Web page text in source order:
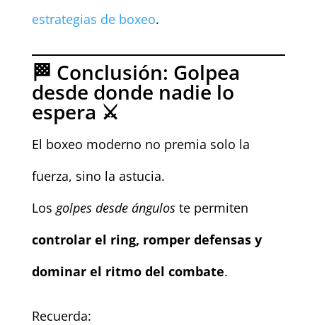
estrategias de boxeo.
🏁 Conclusión: Golpea
desde donde nadie lo
espera ⚔️
El boxeo moderno no premia solo la
fuerza, sino la astucia.
Los golpes desde ánguloste permiten
controlar el ring, romper defensas y
dominar el ritmo del combate.
Recuerda: